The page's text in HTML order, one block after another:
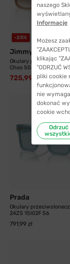
-25%
Jimmy Choo
Okulary
Choo 5051...
725,99 zł 968,99 zł
Prada
Okulary
24ZS 15I02F 56
791,99 zł
naszego
Informacje
Możesz
klikając
"ODRZUĆ
pliki cookie
nie
dokonać
cookie
Odrzuć